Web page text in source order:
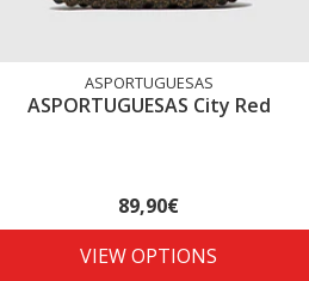
ASPORTUGUESAS
ASPORTUGUESAS City Red
89,90€
VIEW OPTIONS